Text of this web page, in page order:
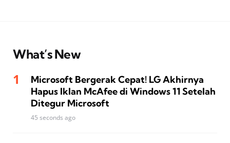
What’s New
Microsoft Bergerak Cepat! LG Akhirnya
Hapus Iklan McAfee di Windows 11 Setelah
Ditegur Microsoft
45 seconds ago